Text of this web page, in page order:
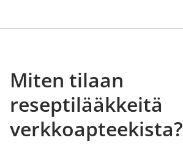
Miten tilaan
reseptilääkkeitä
verkkoapteekista?